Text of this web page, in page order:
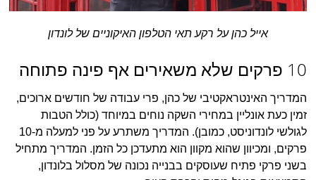
אייל כהן על רקע תאי הטלפון האיקוניים של לונדון
10 פרקים שלא משאירים אף פינה פתוחה
המדריך האינטראקטיבי של כהן, פרי עבודה של חודשים ארוכים,
זמין כעת אונליין במחירי השקה נוחים במיוחד (כולל הטבות
לגולשי לונדוניסט, כמובן). המדריך משתרע על פני למעלה מ-10
פרקים, ומכיוון שהוא מקוון הוא מתעדכן כל הזמן. המדריך מתחיל
בשני פרקי פתיח שעוסקים בבנייה נכונה של מסלול בלונדון,